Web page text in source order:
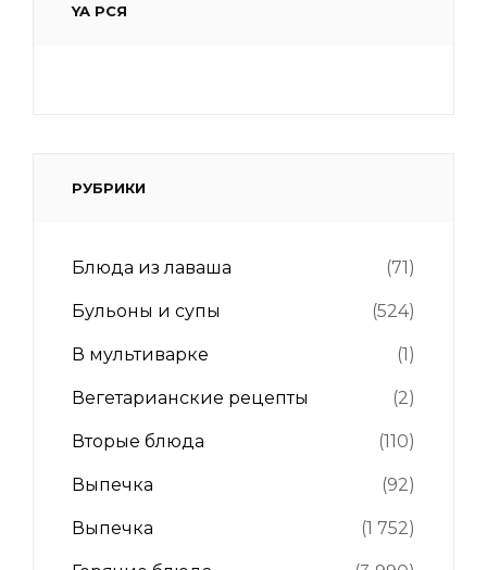
YA РСЯ
РУБРИКИ
Блюда из лаваша (71)
Бульоны и супы (524)
В мультиварке (1)
Вегетарианские рецепты (2)
Вторые блюда (110)
Выпечка (92)
Выпечка (1 752)